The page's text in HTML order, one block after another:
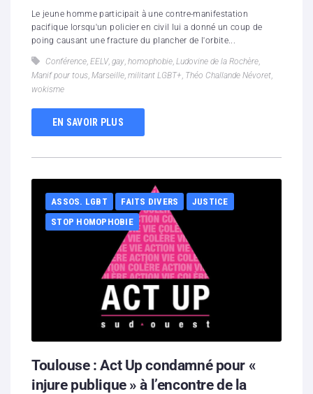
Le jeune homme participait à une contre-manifestation
pacifique lorsqu'un policier en civil lui a donné un coup de
poing causant une fracture du plancher de l'orbite...
Conférence, EELV, gay, homophobie, Ludovine de la Rochère,
Manif pour tous, Marseille, militant LGBT+, Théo Challande Névoret,
wokisme
EN SAVOIR PLUS
ASSOS. LGBT FAITS DIVERS
JUSTICE
STOP HOMOPHOBIE
Toulouse : Act Up condamné pour «
injure publique » à l’encontre de la